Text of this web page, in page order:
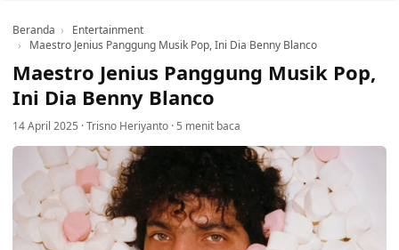
Beranda
Entertainment
Maestro Jenius Panggung Musik Pop, Ini Dia Benny Blanco
Maestro Jenius Panggung Musik Pop,
Ini Dia Benny Blanco
14 April 2025 ·Trisno Heriyanto · 5 menit baca